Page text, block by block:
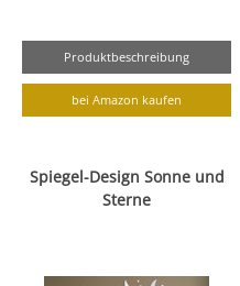
Produktbeschreibung
bei Amazon kaufen
Spiegel-Design Sonne und
Sterne